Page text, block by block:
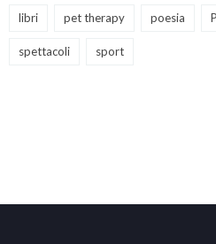
libri pet therapy poesia
spettacoli sport